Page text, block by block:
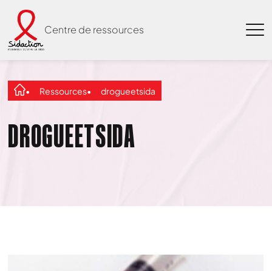
Centre de ressources
Ressources drogueetsida
DROGUEETSIDA